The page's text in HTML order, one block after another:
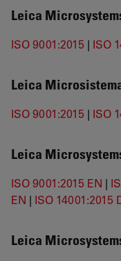
Leica
ISO 9001:2015 | ISO
Leica
ISO 9001:2015 | ISO
Leica
ISO 9001:2015 EN |
EN | ISO 14001:2015
Leica